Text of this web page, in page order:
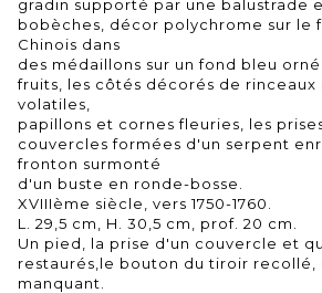
gradin supporté par une balustrade
bobèches, décor polychrome sur le
Chinois dans
des médaillons sur un fond bleu
fruits, les côtés décorés de rinceaux
volatiles,
papillons et cornes fleuries, les
couvercles formées d'un serpent
fronton surmonté
d'un buste en ronde-bosse.
XVIIIème siècle, vers 1750-1760.
L. 29,5 cm, H. 30,5 cm, prof. 20 cm.
Un pied, la prise d'un couvercle et
restaurés,le bouton du tiroir recollé,
manquant.